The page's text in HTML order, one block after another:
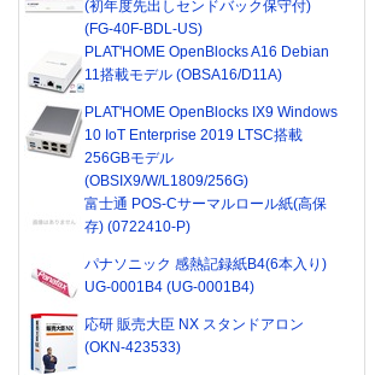
(初年度先出しセンドバック保守付)
(FG-40F-BDL-US)
PLAT'HOME OpenBlocks A16 Debian
11搭載モデル (OBSA16/D11A)
PLAT'HOME OpenBlocks IX9 Windows
10 IoT Enterprise 2019 LTSC搭載
256GBモデル
(OBSIX9/W/L1809/256G)
富士通 POS-Cサーマルロール紙(高保
存) (0722410-P)
パナソニック 感熱記録紙B4(6本入り)
UG-0001B4 (UG-0001B4)
応研 販売大臣 NX スタンドアロン
(OKN-423533)